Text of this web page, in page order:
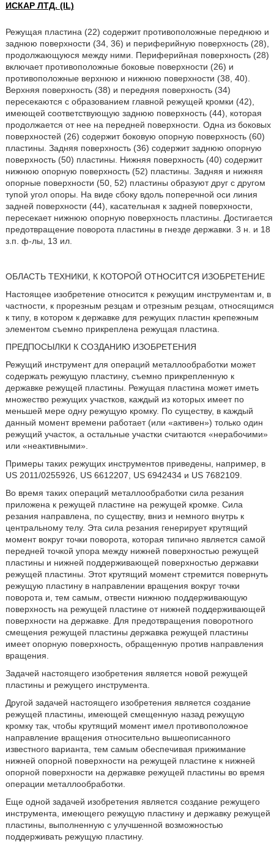
ИСКАР ЛТД. (IL)
Режущая пластина (22) содержит противоположные переднюю и
заднюю поверхности (34, 36) и периферийную поверхность (28),
продолжающуюся между ними. Периферийная поверхность (28)
включает противоположные боковые поверхности (26) и
противоположные верхнюю и нижнюю поверхности (38, 40).
Верхняя поверхность (38) и передняя поверхность (34)
пересекаются с образованием главной режущей кромки (42),
имеющей соответствующую заднюю поверхность (44), которая
продолжается от нее на передней поверхности. Одна из боковых
поверхностей (26) содержит боковую опорную поверхность (60)
пластины. Задняя поверхность (36) содержит заднюю опорную
поверхность (50) пластины. Нижняя поверхность (40) содержит
нижнюю опорную поверхность (52) пластины. Задняя и нижняя
опорные поверхности (50, 52) пластины образуют друг с другом
тупой угол опоры. На виде сбоку вдоль поперечной оси линия
задней поверхности (44), касательная к задней поверхности,
пересекает нижнюю опорную поверхность пластины. Достигается
предотвращение поворота пластины в гнезде державки. 3 н. и 18
з.п. ф-лы, 13 ил.
ОБЛАСТЬ ТЕХНИКИ, К КОТОРОЙ ОТНОСИТСЯ ИЗОБРЕТЕНИЕ
Настоящее изобретение относится к режущим инструментам и, в
частности, к прорезным резцам и отрезным резцам, относящимся
к типу, в котором к державке для режущих пластин крепежным
элементом съемно прикреплена режущая пластина.
ПРЕДПОСЫЛКИ К СОЗДАНИЮ ИЗОБРЕТЕНИЯ
Режущий инструмент для операций металлообработки может
содержать режущую пластину, съемно прикрепленную к
державке режущей пластины. Режущая пластина может иметь
множество режущих участков, каждый из которых имеет по
меньшей мере одну режущую кромку. По существу, в каждый
данный момент времени работает (или «активен») только один
режущий участок, а остальные участки считаются «нерабочими»
или «неактивными».
Примеры таких режущих инструментов приведены, например, в
US 2011/0255926, US 6612207, US 6942434 и US 7682109.
Во время таких операций металлообработки сила резания
приложена к режущей пластине на режущей кромке. Сила
резания направлена, по существу, вниз и немного внутрь к
центральному телу. Эта сила резания генерирует крутящий
момент вокруг точки поворота, которая типично является самой
передней точкой упора между нижней поверхностью режущей
пластины и нижней поддерживающей поверхностью державки
режущей пластины. Этот крутящий момент стремится повернуть
режущую пластину в направлении вращения вокруг точки
поворота и, тем самым, отвести нижнюю поддерживающую
поверхность на режущей пластине от нижней поддерживающей
поверхности на державке. Для предотвращения поворотного
смещения режущей пластины державка режущей пластины
имеет опорную поверхность, обращенную против направления
вращения.
Задачей настоящего изобретения является новой режущей
пластины и режущего инструмента.
Другой задачей настоящего изобретения является создание
режущей пластины, имеющей смещенную назад режущую
кромку так, чтобы крутящий момент имел противоположное
направление вращения относительно вышеописанного
известного варианта, тем самым обеспечивая прижимание
нижней опорной поверхности на режущей пластине к нижней
опорной поверхности на державке режущей пластины во время
операции металлообработки.
Еще одной задачей изобретения является создание режущего
инструмента, имеющего режущую пластину и державку режущей
пластины, выполненную с улучшенной возможностью
поддерживать режущую пластину.